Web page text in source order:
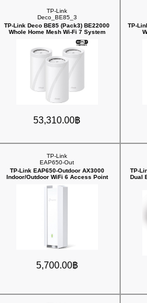
TP-Link
Deco_BE85_3
TP-Link Deco BE85 (Pack3) BE22000
Whole Home Mesh Wi-Fi 7 System
53,310.00฿
TP-
TP-Link
EAP650-Out
TP-Link EAP650-Outdoor AX3000
Indoor/Outdoor WiFi 6 Access Point
5,700.00฿
TP-
Dual